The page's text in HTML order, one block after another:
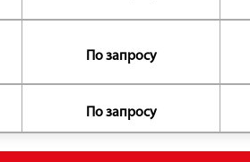
По запросу
По запросу